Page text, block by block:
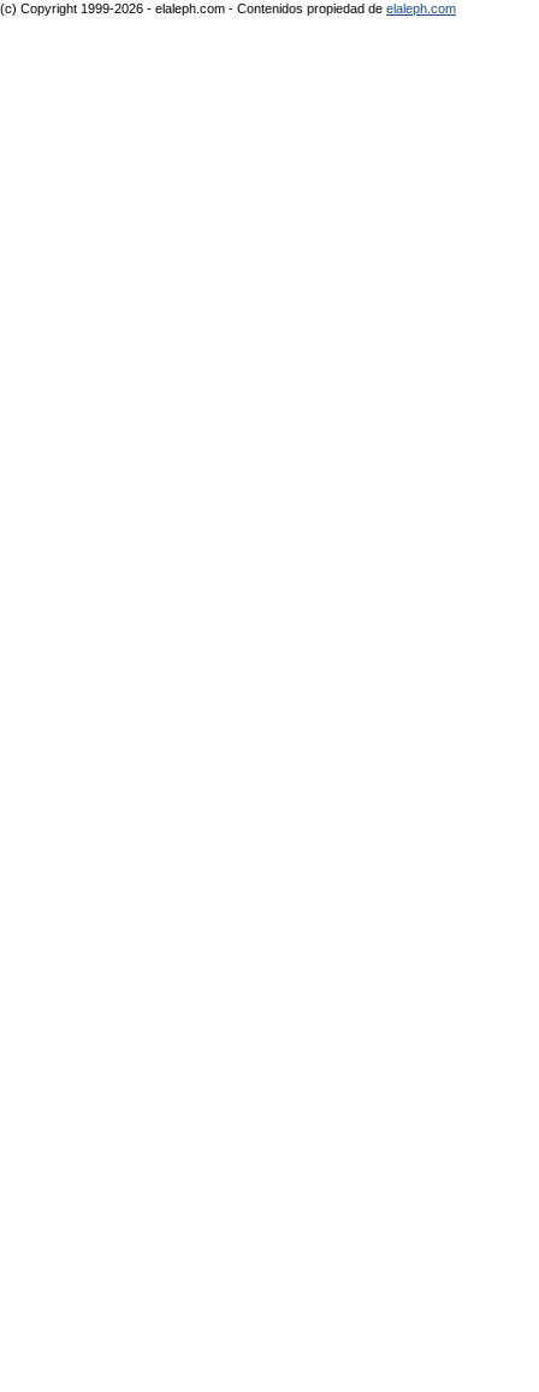
(c) Copyright 1999-2026 - elaleph.com - Contenidos propiedad de elaleph.com